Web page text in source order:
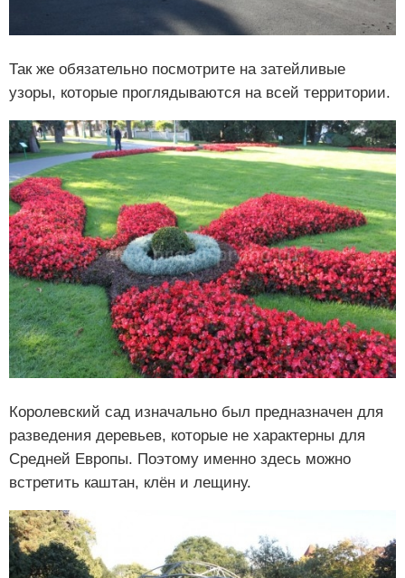
Так же обязательно посмотрите на затейливые
узоры, которые проглядываются на всей территории.
Королевский сад изначально был предназначен для
разведения деревьев, которые не характерны для
Средней Европы. Поэтому именно здесь можно
встретить каштан, клён и лещину.